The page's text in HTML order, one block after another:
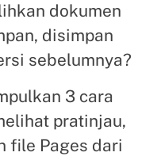
dokumen
disimpan
sebelumnya?
3 cara
pratinjau,
file Pages dari